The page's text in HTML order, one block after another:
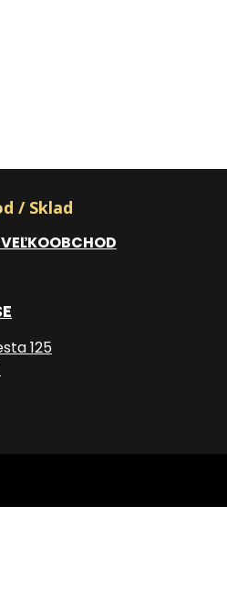
/ Sklad
125